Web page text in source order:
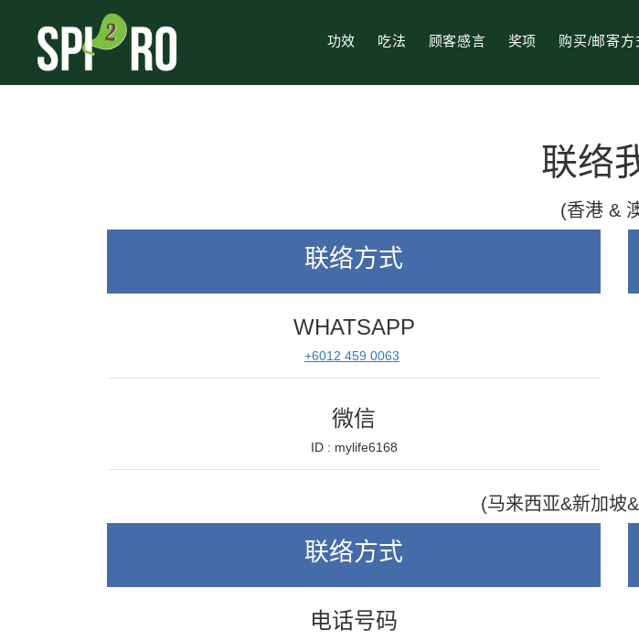
功效 吃法 顾客感言 奖项 购买/邮寄方
联络
(香港 &
联络方式
WHATSAPP
+6012 459 0063
微信
ID : mylife6168
(马来西亚&新加坡
联络方式
电话号码